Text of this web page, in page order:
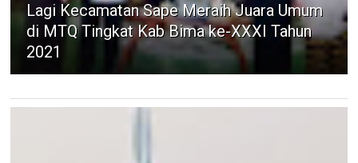
Lagi Kecamatan Sape Meraih Juara Umum
di MTQ Tingkat Kab Bima ke-XXXI Tahun
2021